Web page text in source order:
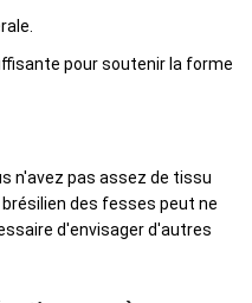
pour soutenir la forme
n'avez pas assez de tissu
des fesses peut ne
d'envisager d'autres